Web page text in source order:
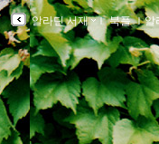
알라딘 서재 ｌ북플ｌ알